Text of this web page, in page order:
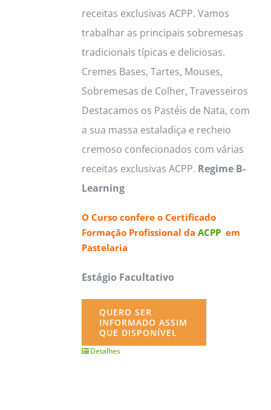
receitas exclusivas ACPP. Vamos
trabalhar as principais sobremesas
tradicionais típicas e deliciosas.
Cremes Bases, Tartes, Mouses,
Sobremesas de Colher, Travesseiros
Destacamos os Pastéis de Nata, com
a sua massa estaladiça e recheio
cremoso confecionados com várias
receitas exclusivas ACPP. Regime B-
Learning
O Curso confere o Certificado
Formação Profissional da ACPPem
Pastelaria
Estágio Facultativo
QUERO SER
INFORMADO ASSIM
QUE DISPONÍVEL
Detalhes